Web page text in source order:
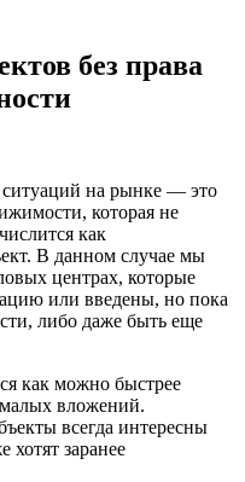
без права
на рынке — это
которая не
как
В данном случае мы
центрах, которые
или введены, но пока
либо даже быть еще
как можно быстрее
вложений.
всегда интересны
заранее